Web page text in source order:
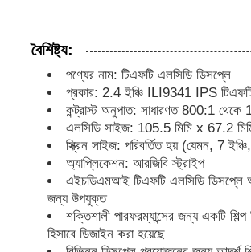
মান নিয়ন্ত্রণ
আমাদের সাথে যোগাযোগ করুন
মামলা
টিএফটি এলসিডি ডিসপ্লে
বৈশিষ্ট্য:
পণ্যের নাম: টিএফটি এলসিডি ডিসপ্লে
প্রকার: 2.4 ইঞ্চি ILI9341 IPS
কন্ট্রাস্ট অনুপাত: সাধারণত 800:1
এলসিডি সাইজ: 105.5 মিমি x 67.2
স্ক্রিন সাইজ: পরিবর্তিত হয় (যেমন, 7
অ্যাপ্লিকেশন: আরজিবি স্ট্রাইপ
এইচডিএমআই টিএফটি এলসিডি ডিসপ্লে
জন্য উপযুক্ত
শক্তিশালী পারফরম্যান্সের জন্য একটি
হিসাবে ডিজাইন করা হয়েছে